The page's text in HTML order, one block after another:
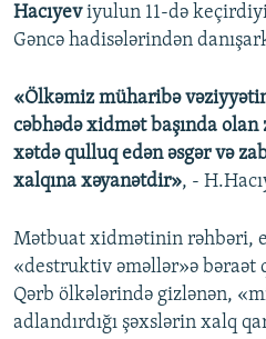
Hacıyeviyulun 11-də
Gəncə hadisələrindən
«Ölkəmiz müharibə
cəbhədə xidmət başında
xətdə qulluq edən əsgər və
xalqına xəyanətdir», -
Mətbuat xidmətinin rəhbəri,
«destruktiv əməllər»ə bəraət
Qərb ölkələrində gizlənən,
adlandırdığı şəxslərin xalq